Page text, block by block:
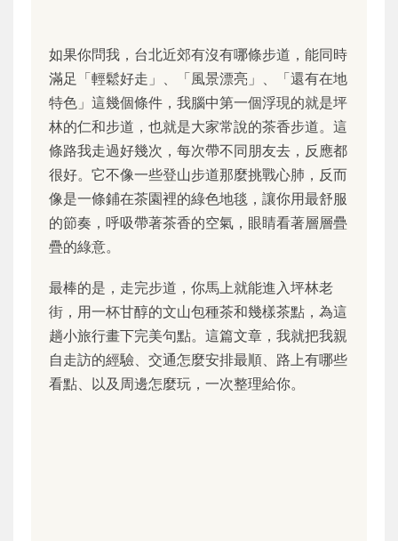
如果你問我，台北近郊有沒有哪條步道，能同時
滿足「輕鬆好走」、「風景漂亮」、「還有在地
特色」這幾個條件，我腦中第一個浮現的就是坪
林的仁和步道，也就是大家常說的茶香步道。這
條路我走過好幾次，每次帶不同朋友去，反應都
很好。它不像一些登山步道那麼挑戰心肺，反而
像是一條鋪在茶園裡的綠色地毯，讓你用最舒服
的節奏，呼吸帶著茶香的空氣，眼睛看著層層疊
疊的綠意。
最棒的是，走完步道，你馬上就能進入坪林老
街，用一杯甘醇的文山包種茶和幾樣茶點，為這
趟小旅行畫下完美句點。這篇文章，我就把我親
自走訪的經驗、交通怎麼安排最順、路上有哪些
看點、以及周邊怎麼玩，一次整理給你。